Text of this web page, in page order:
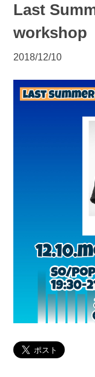
Last
workshop
2018/12/10